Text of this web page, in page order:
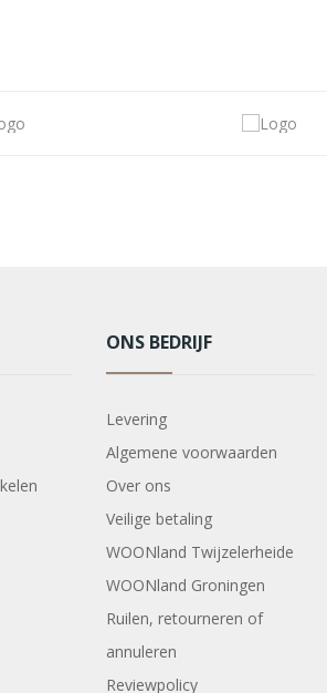
ONS BEDRIJF
Levering
Algemene voorwaarden
Over ons
Veilige betaling
WOONland Twijzelerheide
WOONland Groningen
Ruilen, retourneren of
annuleren
Reviewpolicy